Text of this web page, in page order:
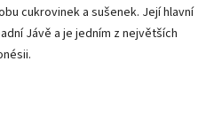
cukrovinek a sušenek. Její hlavní
Jávě a je jedním z největších